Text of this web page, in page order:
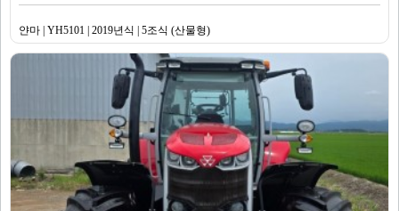
얀마 | YH5101 | 2019년식 | 5조식 (산물형)